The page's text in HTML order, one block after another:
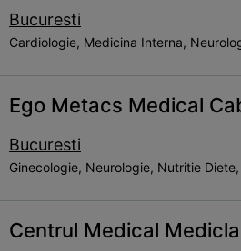
Bucuresti
Cardiologie, Medicina Interna,
Ego Metacs Medical
Bucuresti
Ginecologie, Neurologie, Nutritie
Centrul Medical